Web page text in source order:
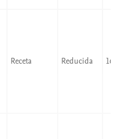
Receta Reducida 16,66